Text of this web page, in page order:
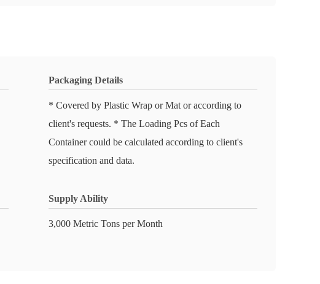
Packaging Details
* Covered by Plastic Wrap or Mat or according to
client's requests. * The Loading Pcs of Each
Container could be calculated according to client's
specification and data.
Supply Ability
3,000 Metric Tons per Month